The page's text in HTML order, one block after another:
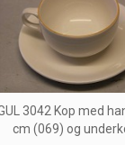
3042 Kop med
cm (069) og